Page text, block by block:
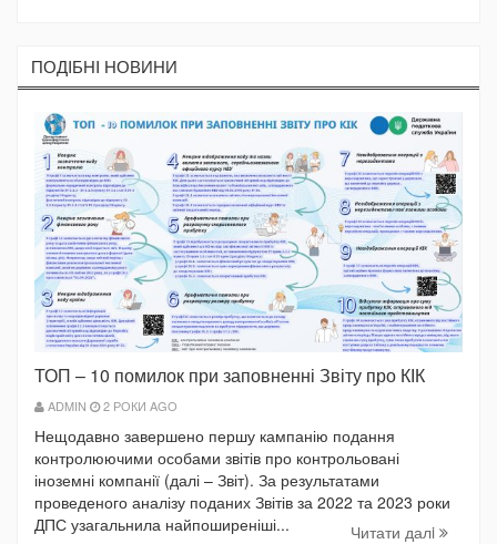
ПОДIБНI НОВИНИ
ТОП – 10 помилок при заповненні Звіту про КІК
ADMIN 2 РОКИ AGO
Нещодавно завершено першу кампанію подання
контролюючими особами звітів про контрольовані
іноземні компанії (далі – Звіт). За результатами
проведеного аналізу поданих Звітів за 2022 та 2023 роки
ДПС узагальнила найпоширеніші...
Читати далi